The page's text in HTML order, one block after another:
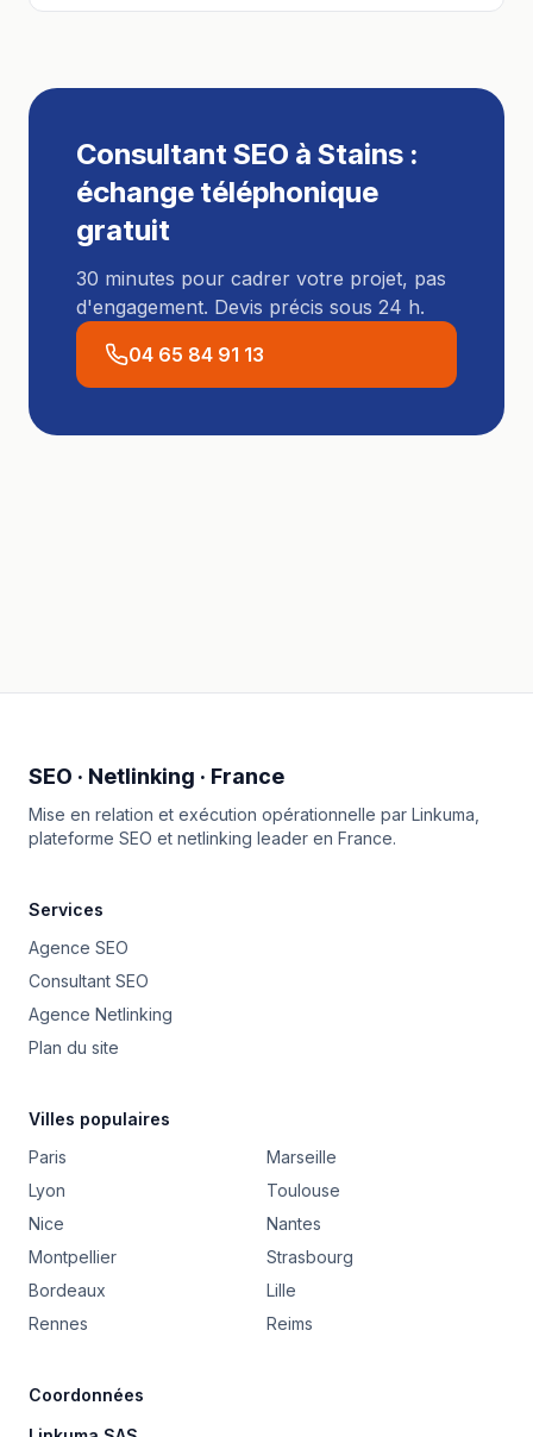
Consultant SEO à Stains :
échange téléphonique
gratuit
30 minutes pour cadrer votre projet, pas
d'engagement. Devis précis sous 24 h.
04 65 84 91 13
SEO · Netlinking · France
Mise en relation et exécution opérationnelle par Linkuma
plateforme SEO et netlinking leader en France.
Services
Agence SEO
Consultant SEO
Agence Netlinking
Plan du site
Villes populaires
Paris
Marseille
Lyon
Toulouse
Nice
Nantes
Montpellier
Strasbourg
Bordeaux
Lille
Rennes
Reims
Coordonnées